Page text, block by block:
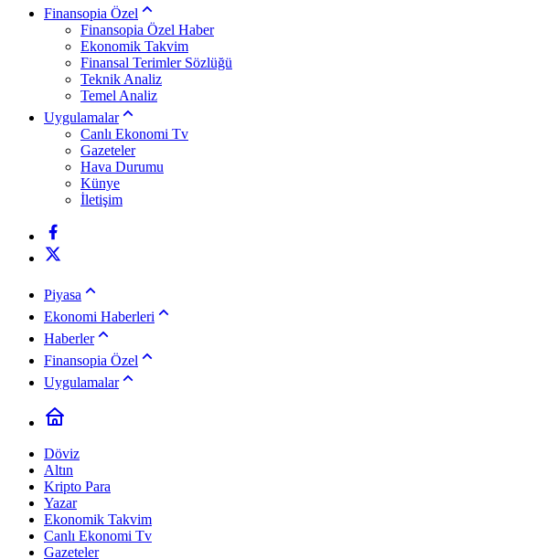
Finansopia Özel
Finansopia Özel Haber
Ekonomik Takvim
Finansal Terimler Sözlüğü
Teknik Analiz
Temel Analiz
Uygulamalar
Canlı Ekonomi Tv
Gazeteler
Hava Durumu
Künye
İletişim
Piyasa
Ekonomi Haberleri
Haberler
Finansopia Özel
Uygulamalar
Döviz
Altın
Kripto Para
Yazar
Ekonomik Takvim
Canlı Ekonomi Tv
Gazeteler